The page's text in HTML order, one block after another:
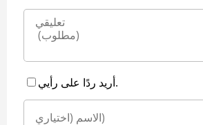
أريد ردًا على رأيي.